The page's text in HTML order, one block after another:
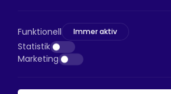
D:a, 34045 Bayrampaşa/İstanbul
Telefon:+90 530 044 64 87
E-Mail: info@htsteker.com
Funktionell Immer aktiv
Statistik
Marketing